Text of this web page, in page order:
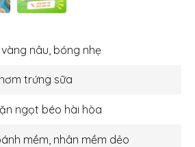
vàng nâu, bóng nhẹ
trứng sữa
ngọt béo hài hòa
mềm, nhân mềm dẻo